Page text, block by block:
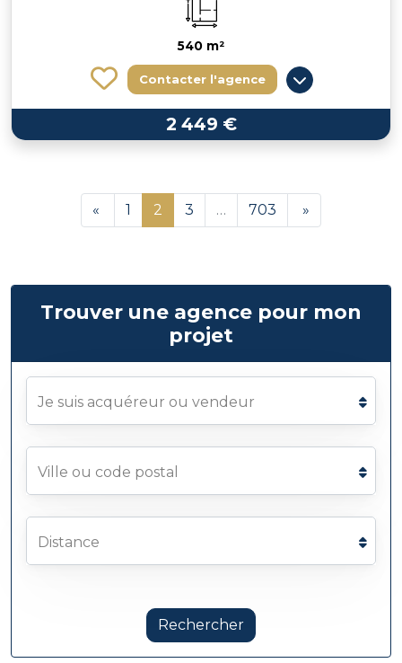
540 m²
Contacter l'agence
2 449 €
« 1 2 3 … 703 »
Trouver une agence pour mon
projet
Je suis acquéreur ou vendeur
Ville ou code postal
Distance
Rechercher